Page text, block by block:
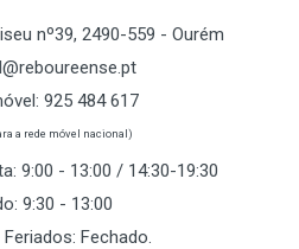
nº39, 2490-559 - Ourém
925 484 617
a rede móvel nacional)
9:00 - 13:00 / 14:30-19:30
9:30 - 13:00
Fechado.